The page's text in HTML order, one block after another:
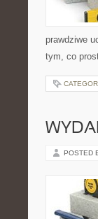
prawdziwe
tym, co
POSTED